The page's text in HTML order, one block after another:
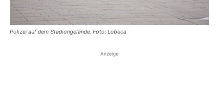
Polizei auf dem Stadiongelände. Foto: Lobeca
Anzeige